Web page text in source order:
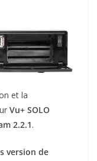
et la
Vu+ SOLO
2.2.1.
version de